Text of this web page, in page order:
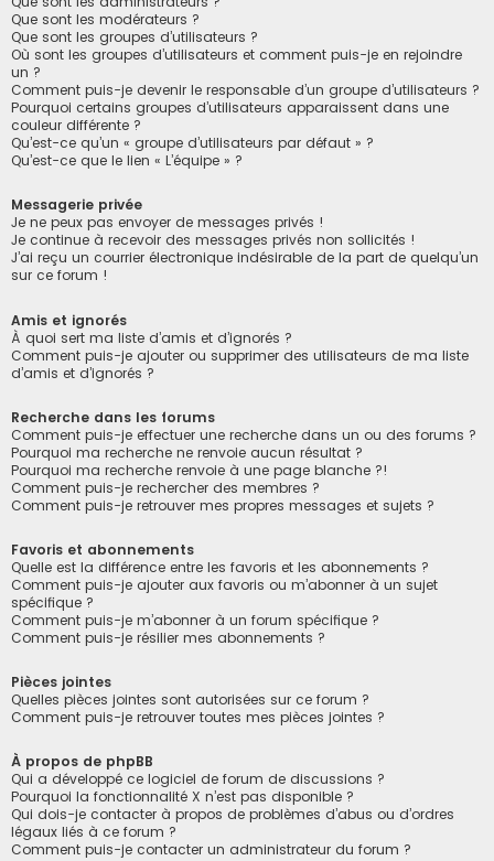
Que sont les modérateurs ?
Que sont les groupes d’utilisateurs ?
Où sont les groupes d’utilisateurs et comment puis-je en rejoindre
un ?
Comment puis-je devenir le responsable d’un groupe d’utilisateurs ?
Pourquoi certains groupes d’utilisateurs apparaissent dans une
couleur différente ?
Qu’est-ce qu’un « groupe d’utilisateurs par défaut » ?
Qu’est-ce que le lien « L’équipe » ?
Messagerie privée
Je ne peux pas envoyer de messages privés !
Je continue à recevoir des messages privés non sollicités !
J’ai reçu un courrier électronique indésirable de la part de quelqu’un
sur ce forum !
Amis et ignorés
À quoi sert ma liste d’amis et d’ignorés ?
Comment puis-je ajouter ou supprimer des utilisateurs de ma liste
d’amis et d’ignorés ?
Recherche dans les forums
Comment puis-je effectuer une recherche dans un ou des forums ?
Pourquoi ma recherche ne renvoie aucun résultat ?
Pourquoi ma recherche renvoie à une page blanche ?!
Comment puis-je rechercher des membres ?
Comment puis-je retrouver mes propres messages et sujets ?
Favoris et abonnements
Quelle est la différence entre les favoris et les abonnements ?
Comment puis-je ajouter aux favoris ou m’abonner à un sujet
spécifique ?
Comment puis-je m’abonner à un forum spécifique ?
Comment puis-je résilier mes abonnements ?
Pièces jointes
Quelles pièces jointes sont autorisées sur ce forum ?
Comment puis-je retrouver toutes mes pièces jointes ?
À propos de phpBB
Qui a développé ce logiciel de forum de discussions ?
Pourquoi la fonctionnalité X n’est pas disponible ?
Qui dois-je contacter à propos de problèmes d’abus ou d’ordres
légaux liés à ce forum ?
Comment puis-je contacter un administrateur du forum ?